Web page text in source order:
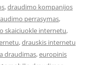
,draudimo kompanijos
perrasymas,
skaiciuokle internetu,
,drauskis internetu
draudimas,europinis